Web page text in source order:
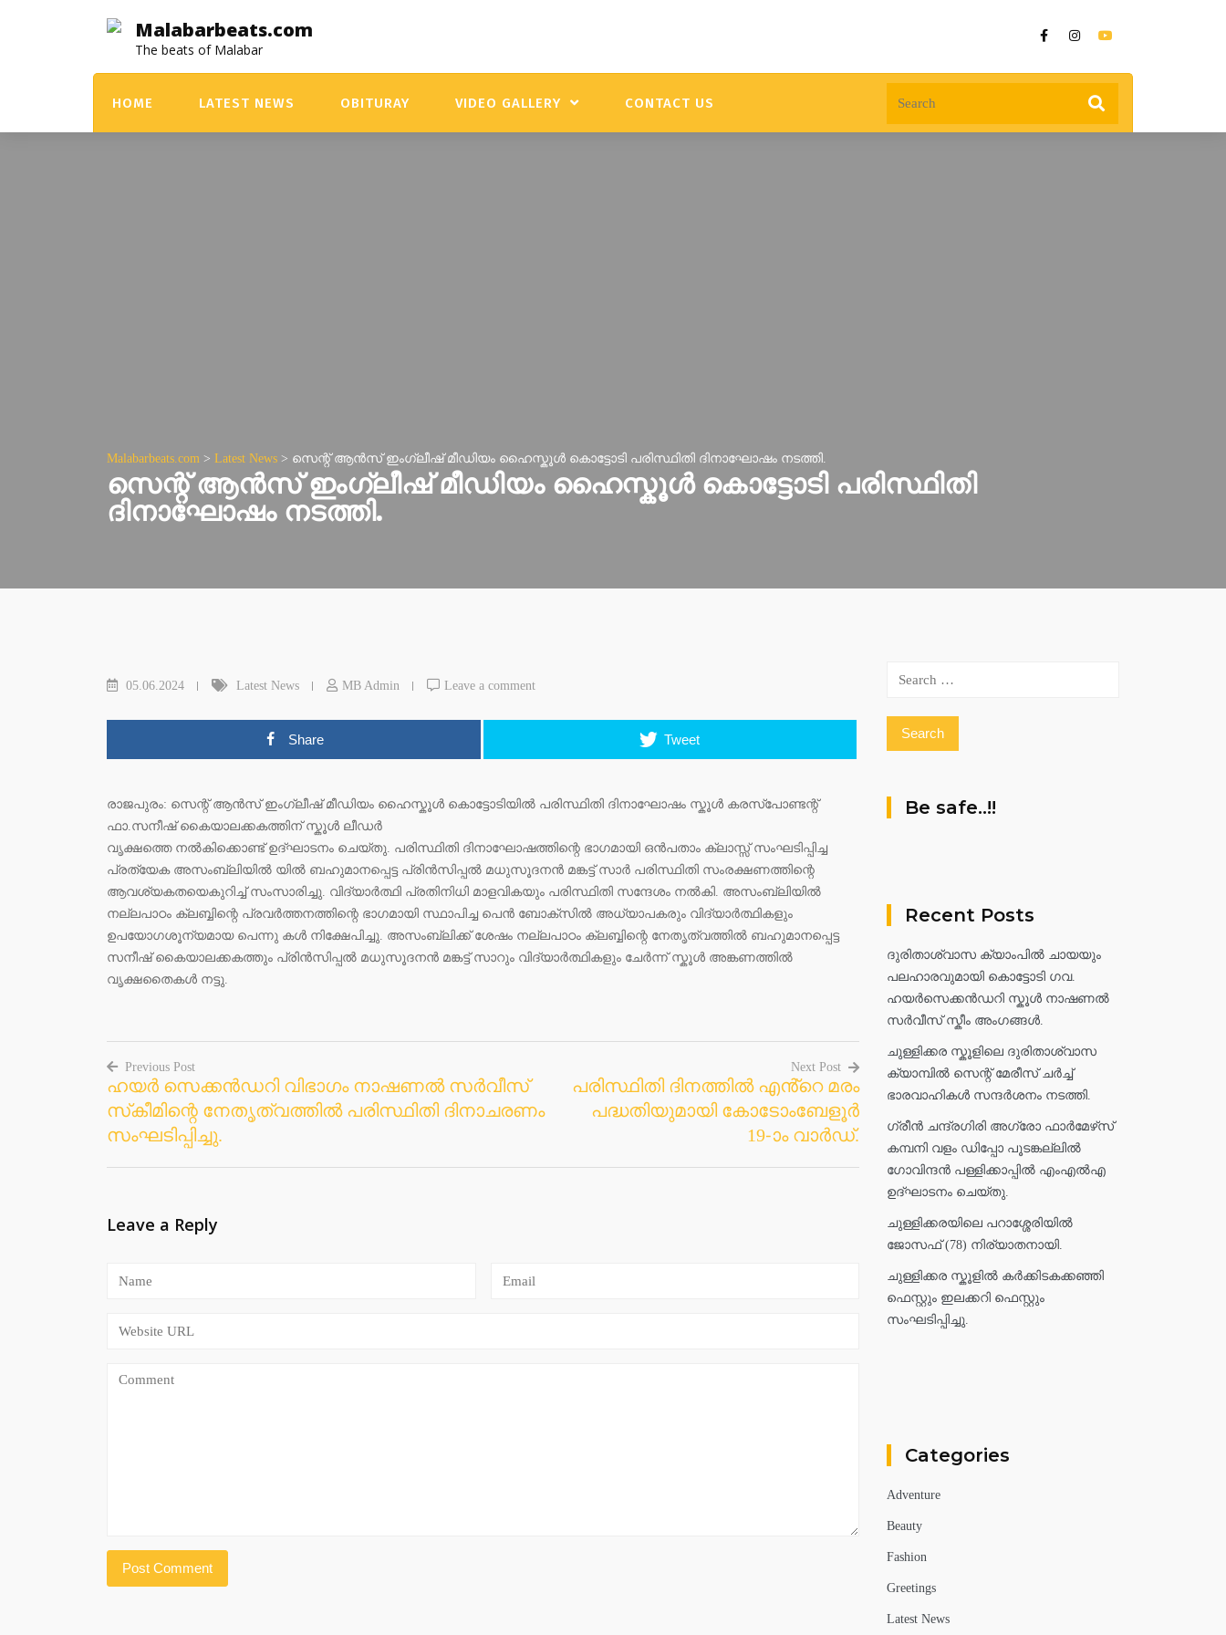
Malabarbeats.com
The beats of Malabar
HOME LATEST NEWS OBITURAY VIDEO GALLERY CONTACT US
Malabarbeats.com > Latest News > സെന്റ് ആൻസ് ഇംഗ്ലീഷ് മീഡിയം ഹൈസ്കൂൾ കൊട്ടോടി പരിസ്ഥിതി ദിനാഘോഷം നടത്തി.
സെന്റ് ആൻസ് ഇംഗ്ലീഷ് മീഡിയം ഹൈസ്കൂൾ കൊട്ടോടി പരിസ്ഥിതി
ദിനാഘോഷം നടത്തി.
05.06.2024 Latest News MB Admin Leave a comment
Share Tweet
രാജപുരം: സെന്റ് ആൻസ് ഇംഗ്ലീഷ് മീഡിയം ഹൈസ്കൂൾ കൊട്ടോടിയിൽ പരിസ്ഥിതി ദിനാഘോഷം സ്കൂൾ കരസ്പോണ്ടന്റ്
ഫാ.സനീഷ് കൈയാലക്കകത്തിന് സ്കൂൾ ലീഡർ
വൃക്ഷത്തെ നൽകിക്കൊണ്ട് ഉദ്ഘാടനം ചെയ്തു. പരിസ്ഥിതി ദിനാഘോഷത്തിന്റെ ഭാഗമായി ഒൻപതാം ക്ലാസ്സ്‌ സംഘടിപ്പിച്ച
പ്രത്യേക അസംബ്ലിയിൽ യിൽ ബഹുമാനപ്പെട്ട പ്രിൻസിപ്പൽ മധുസൂദനൻ മങ്കട്ട് സാർ പരിസ്ഥിതി സംരക്ഷണത്തിന്റെ
ആവശ്യകതയെകുറിച്ച് സംസാരിച്ചു. വിദ്യാർത്ഥി പ്രതിനിധി മാളവികയും പരിസ്ഥിതി സന്ദേശം നൽകി. അസംബ്ലിയിൽ
നല്ലപാഠം ക്ലബ്ബിന്റെ പ്രവർത്തനത്തിന്റെ ഭാഗമായി സ്ഥാപിച്ച പെൻ ബോക്സിൽ അധ്യാപകരും വിദ്യാർത്ഥികളും
ഉപയോഗശൂന്യമായ പെന്നു കൾ നിക്ഷേപിച്ചു. അസംബ്ലിക്ക് ശേഷം നല്ലപാഠം ക്ലബ്ബിന്റെ നേതൃത്വത്തിൽ ബഹുമാനപ്പെട്ട
സനീഷ് കൈയാലക്കകത്തും പ്രിൻസിപ്പൽ മധുസൂദനൻ മങ്കട്ട് സാറും വിദ്യാർത്ഥികളും ചേർന്ന് സ്കൂൾ അങ്കണത്തിൽ
വൃക്ഷതൈകൾ നട്ടു.
Post
navigation
Previous Post
ഹയർ സെക്കൻഡറി വിഭാഗം നാഷണൽ സർവീസ്
സ്‌കീമിന്റെ നേതൃത്വത്തിൽ പരിസ്ഥിതി ദിനാചരണം
സംഘടിപ്പിച്ചു.
Next Post
പരിസ്ഥിതി ദിനത്തിൽ എൻ്റെ മരം
പദ്ധതിയുമായി കോടോംബേളൂർ
19-ാം വാർഡ്.
Leave a Reply
Be safe..!!
Recent Posts
ദുരിതാശ്വാസ ക്യാംപിൽ ചായയും
പലഹാരവുമായി കൊട്ടോടി ഗവ.
ഹയർസെക്കൻഡറി സ്കൂൾ നാഷണൽ
സർവീസ് സ്കീം അംഗങ്ങൾ.
ചുള്ളിക്കര സ്കൂളിലെ ദുരിതാശ്വാസ
ക്യാമ്പിൽ സെന്റ് മേരീസ് ചർച്ച്
ഭാരവാഹികൾ സന്ദർശനം നടത്തി.
ഗ്രീൻ ചന്ദ്രഗിരി അഗ്രോ ഫാർമേഴ്‌സ്
കമ്പനി വളം ഡിപ്പോ പൂടങ്കല്ലിൽ
ഗോവിന്ദൻ പള്ളിക്കാപ്പിൽ എംഎൽഎ
ഉദ്ഘാടനം ചെയ്തു.
ചുള്ളിക്കരയിലെ പറാശ്ശേരിയിൽ
ജോസഫ് (78) നിര്യാതനായി.
ചുള്ളിക്കര സ്കൂളിൽ കർക്കിടകക്കഞ്ഞി
ഫെസ്റ്റും ഇലക്കറി ഫെസ്റ്റും
സംഘടിപ്പിച്ചു.
Categories
Adventure
Beauty
Fashion
Greetings
Latest News